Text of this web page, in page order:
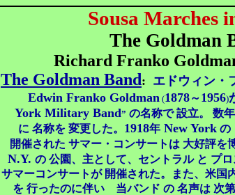
Sousa Marches
The Goldman
Richard Franko
The Goldman Band: エドウィン・
Edwin Franko Goldman (1878～1956)
York Military Band” の名称で 設立。 数
に 名称を 変更した。 1918年New Yorkの
開催された サマー・コンサートは 大好評を
N.Y. の 公園、主として、セントラル と プ
サマーコンサートが 開催された。また、米国
を 行ったのに伴い 当バンド の 名声は 次